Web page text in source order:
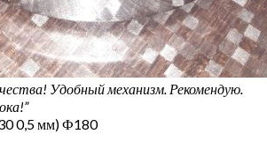
Удобный механизм. Рекомендую.
0,5 мм) Ф180